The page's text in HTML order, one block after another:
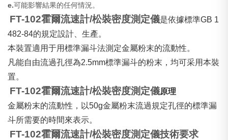
e.可能影響結果的任何情況。
FT-102霍爾流速計/松裝密度測定儀是依據標準GB 1
482-84的規定設計、生產。
本裝置適用于用標準漏斗法測定金屬粉末的流動性。
凡能自由流過孔徑為2.5mm標準漏斗的粉末，均可采用本裝
置。
FT-102霍爾流速計/松裝密度測定儀原理
金屬粉末的流動性，以50g金屬粉末流過規定孔徑的標準漏
斗所需要的時間來表示。
FT-102霍爾流速計/松裝密度測定儀技術要求